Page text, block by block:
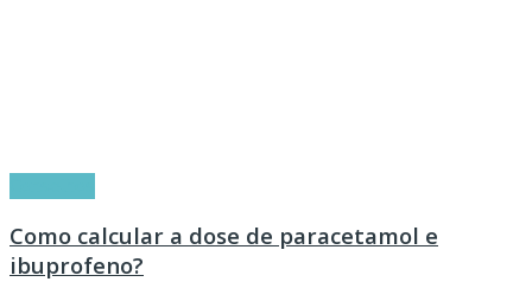
Como calcular a dose de paracetamol e
ibuprofeno?